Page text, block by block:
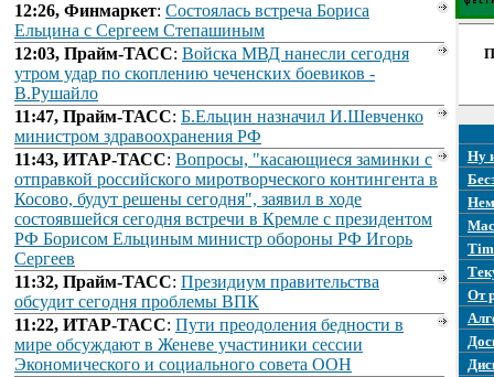
12:26, Финмаркет: Состоялась встреча Бориса
Ельцина с Сергеем Степашиным
12:03, Прайм-ТАСС: Войска МВД нанесли сегодня
утром удар по скоплению чеченских боевиков -
В.Рушайло
11:47, Прайм-ТАСС: Б.Ельцин назначил И.Шевченко
министром здравоохранения РФ
11:43, ИТАР-ТАСС: Вопросы, "касающиеся заминки с
отправкой российского миротворческого контингента в
Косово, будут решены сегодня", заявил в ходе
состоявшейся сегодня встречи в Кремле с президентом
РФ Борисом Ельциным министр обороны РФ Игорь
Сергеев
11:32, Прайм-ТАСС: Президиум правительства
обсудит сегодня проблемы ВПК
11:22, ИТАР-ТАСС: Пути преодоления бедности в
мире обсуждают в Женеве участиники сессии
Экономического и социального совета ООН
Ну
От